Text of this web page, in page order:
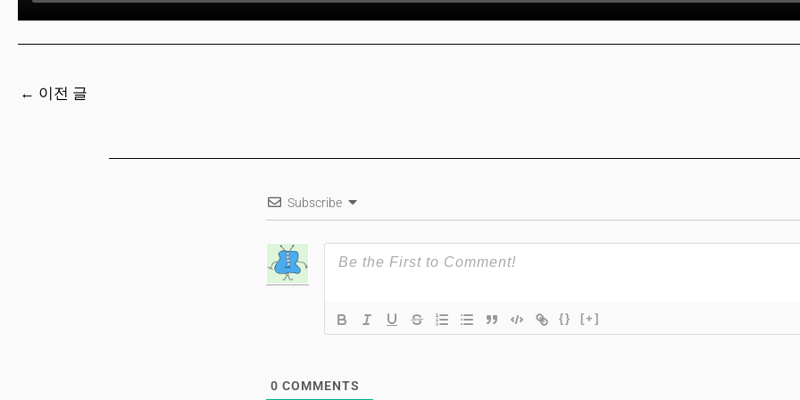
← 이전 글
Subscribe
{} [+]
0 COMMENTS